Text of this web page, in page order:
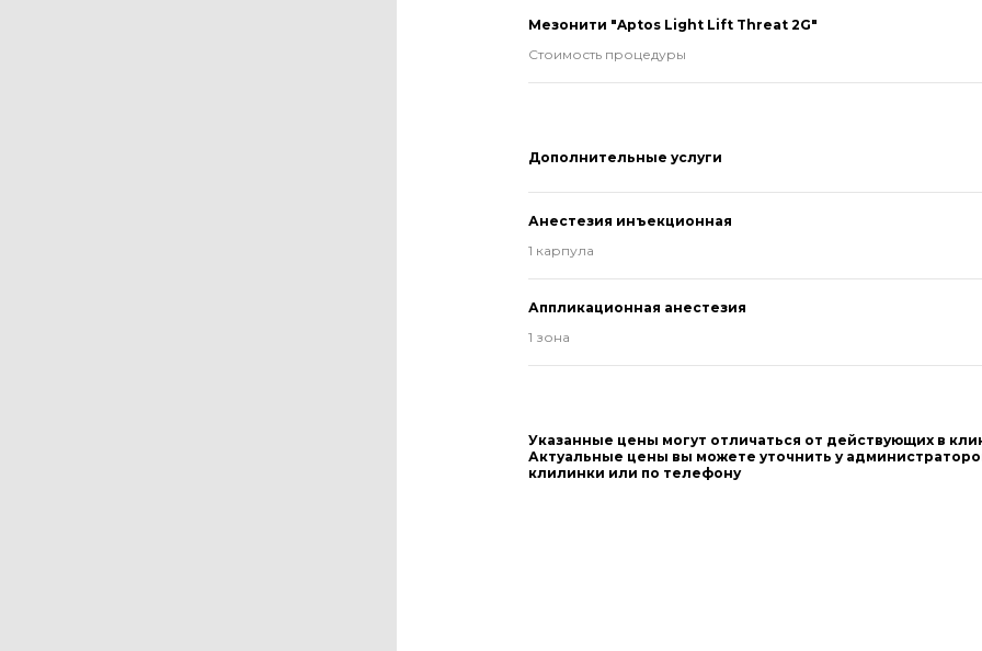
Мезонити "Aptos Light Lift Threat 2G"
Стоимость процедуры
Дополнительные услуги
Анестезия инъекционная
1 карпула
Аппликационная анестезия
1 зона
Указанные цены могут отличаться от действующих в
Актуальные цены вы можете уточнить у
клилинки или по телефону